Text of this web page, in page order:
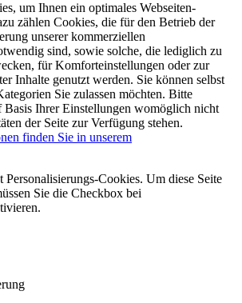
um Ihnen ein optimales Webseiten-
zählen Cookies, die für den Betrieb der
unserer kommerziellen
sind, sowie solche, die lediglich zu
für Komforteinstellungen oder zur
Inhalte genutzt werden. Sie können selbst
Sie zulassen möchten. Bitte
Basis Ihrer Einstellungen womöglich nicht
der Seite zur Verfügung stehen.
finden Sie in unserem
Personalisierungs-Cookies. Um diese Seite
Sie die Checkbox bei